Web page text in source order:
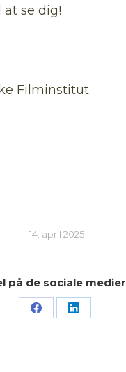
se dig!
Filminstitut
14. april 2025
på de sociale medier
Share Share